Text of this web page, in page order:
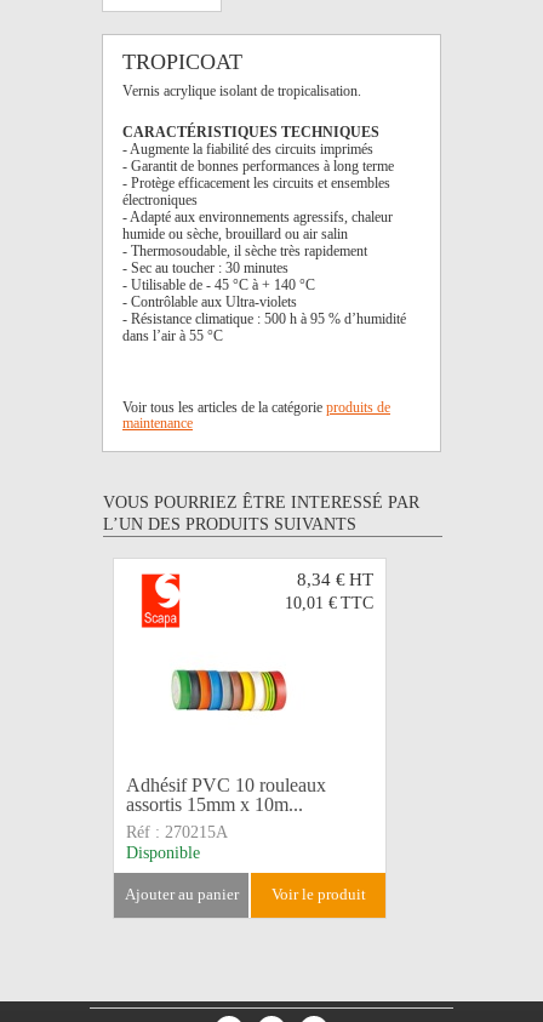
TROPICOAT
Vernis acrylique isolant de tropicalisation.
CARACTÉRISTIQUES TECHNIQUES
- Augmente la fiabilité des circuits imprimés
- Garantit de bonnes performances à long terme
- Protège efficacement les circuits et ensembles
électroniques
- Adapté aux environnements agressifs, chaleur
humide ou sèche, brouillard ou air salin
- Thermosoudable, il sèche très rapidement
- Sec au toucher : 30 minutes
- Utilisable de - 45 °C à + 140 °C
- Contrôlable aux Ultra-violets
- Résistance climatique : 500 h à 95 % d’humidité
dans l’air à 55 °C
Voir tous les articles de la catégorie produits de
maintenance
VOUS POURRIEZ ÊTRE INTERESSÉ PAR
L’UN DES PRODUITS SUIVANTS
8,34 €HT
10,01 € TTC
Adhésif PVC 10 rouleaux
assortis 15mm x 10m...
Réf : 270215A
Disponible
ajouter au panier voir le produit